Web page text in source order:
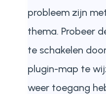
probleem zijn
thema. Probeer
te schakelen
plugin-map te
weer toegang